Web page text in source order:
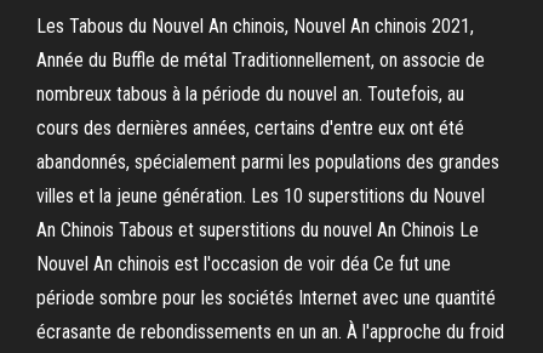
Les Tabous du Nouvel An chinois, Nouvel An chinois 2021,
Année du Buffle de métal Traditionnellement, on associe de
nombreux tabous à la période du nouvel an. Toutefois, au
cours des dernières années, certains d'entre eux ont été
abandonnés, spécialement parmi les populations des grandes
villes et la jeune génération. Les 10 superstitions du Nouvel
An Chinois Tabous et superstitions du nouvel An Chinois Le
Nouvel An chinois est l'occasion de voir déa Ce fut une
période sombre pour les sociétés Internet avec une quantité
écrasante de rebondissements en un an. À l'approche du froid